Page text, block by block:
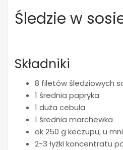
Śledzie w
Składniki
8 filetów śledziowych
1 średnia papryka
1 duża cebula
1 średnia marchewka
ok 250 g keczupu, u
2-3 łyżki koncentratu